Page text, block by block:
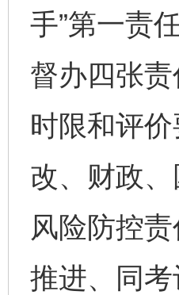
手”第一责
督办四张
时限和评
改、财政
风险防控
推进、同